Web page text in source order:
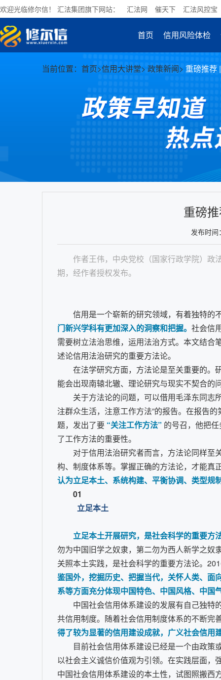
欢迎光临修尔信！ 汇法集团旗下网站： 汇法网 催天下 汇法风控宝
首页 信用风险体检
当前位置： 首页>信用大讲堂> 政策新闻> 重磅推荐
重磅
发布时
作者王伟，中央党校（国家行政学院）政
期，经作者授权发布。
信用是一个崭新的研究领域，有着独特的
门新兴学科有更加深入的洞察和把握。 社会信
需要树立法治思维，运用法治方式。本文结
述论信用法治研究的重要方法论。
在法学研究方面，方法论是至关重要的。
能会出现南辕北辙、理论研究与现实不契合的
关于方法论的问题，可以借用毛泽东同志
注群众生活，注意工作方法”的报告。在报告
题，发出了要 “关注工作方法” 的号召，他把
了工作方法的重要性。
对于信用法治研究者而言，方法论同样至
构、制度体系等。掌握正确的方法论，才能真
认为立足本土、系统构建、平衡协调、类型规
01
立足本土
立足本土开展研究，是社会科学的重要方
勿为中国旧学之奴隶，第二勿为西人新学之奴
关照本土实践，是社会科学的重要方法论。
鉴国外，挖掘历史、把握当代，关怀人类、面
系等方面充分体现中国特色、中国风格、中国
中国社会信用体系建设的发展有自己独特
共信用制度。随着社会信用制度体系的不断完
得了较为显著的信用建设成就，广义社会信用
目前社会信用体系建设已经是一个由政
以社会主义诚信价值观为引领。在实践层面
中国社会信用体系建设的本土性，试图照搬